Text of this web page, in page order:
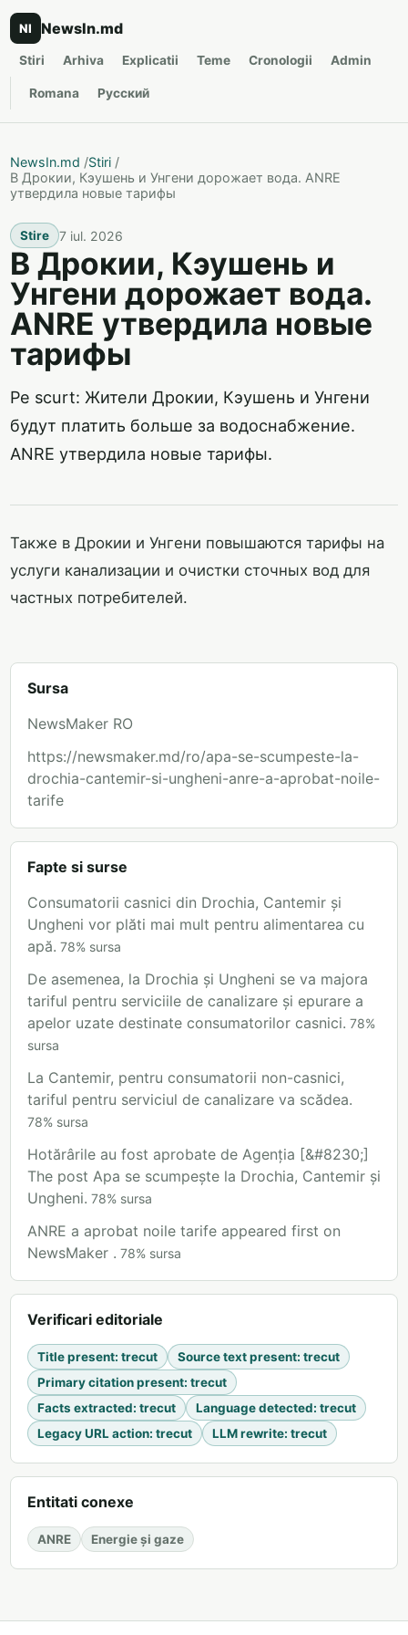
NI NewsIn.md
Stiri Arhiva Explicatii Teme Cronologii Admin
Romana Русский
NewsIn.md /Stiri /
В Дрокии, Кэушень и Унгени дорожает вода. ANRE
утвердила новые тарифы
Stire 7 iul. 2026
В Дрокии, Кэушень и
Унгени дорожает вода.
ANRE утвердила новые
тарифы
Pe scurt: Жители Дрокии, Кэушень и Унгени
будут платить больше за водоснабжение.
ANRE утвердила новые тарифы.
Также в Дрокии и Унгени повышаются тарифы на
услуги канализации и очистки сточных вод для
частных потребителей.
Sursa
NewsMaker RO
https://newsmaker.md/ro/apa-se-scumpeste-la-
drochia-cantemir-si-ungheni-anre-a-aprobat-noile-
tarife
Fapte si surse
Consumatorii casnici din Drochia, Cantemir și
Ungheni vor plăti mai mult pentru alimentarea cu
apă. 78% sursa
De asemenea, la Drochia și Ungheni se va majora
tariful pentru serviciile de canalizare și epurare a
apelor uzate destinate consumatorilor casnici. 78%
sursa
La Cantemir, pentru consumatorii non-casnici,
tariful pentru serviciul de canalizare va scădea.
78% sursa
Hotărârile au fost aprobate de Agenția [&#8230;]
The post Apa se scumpește la Drochia, Cantemir și
Ungheni. 78% sursa
ANRE a aprobat noile tarife appeared first on
NewsMaker . 78% sursa
Verificari editoriale
Title present: trecut Source text present: trecut
Primary citation present: trecut
Facts extracted: trecut Language detected: trecut
Legacy URL action: trecut LLM rewrite: trecut
Entitati conexe
ANRE Energie și gaze